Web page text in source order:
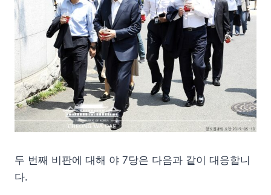
두 번째 비판에 대해 야 7당은 다음과 같이 대응합니
다.